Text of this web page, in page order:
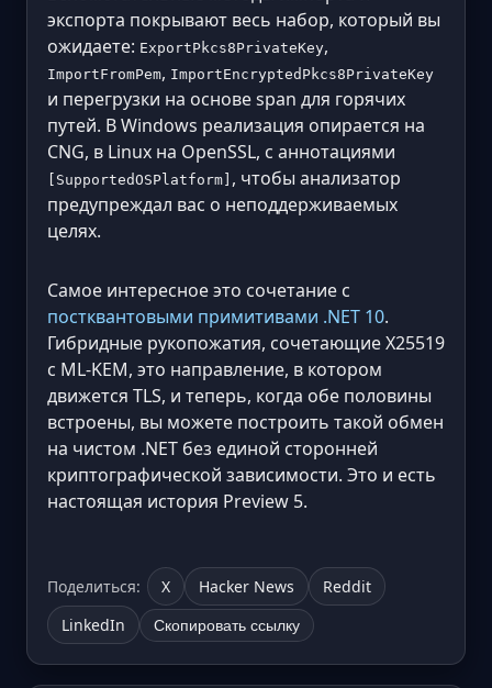
экспорта покрывают весь набор, который вы
ожидаете: ExportPkcs8PrivateKey,
ImportFromPem, ImportEncryptedPkcs8PrivateKey
и перегрузки на основе span для горячих
путей. В Windows реализация опирается на
CNG, в Linux на OpenSSL, с аннотациями
[SupportedOSPlatform] , чтобы анализатор
предупреждал вас о неподдерживаемых
целях.
Самое интересное это сочетание с
постквантовыми примитивами .NET 10.
Гибридные рукопожатия, сочетающие X25519
с ML-KEM, это направление, в котором
движется TLS, и теперь, когда обе половины
встроены, вы можете построить такой обмен
на чистом .NET без единой сторонней
криптографической зависимости. Это и есть
настоящая история Preview 5.
Поделиться: X Hacker News
Reddit
LinkedIn
Скопировать ссылку